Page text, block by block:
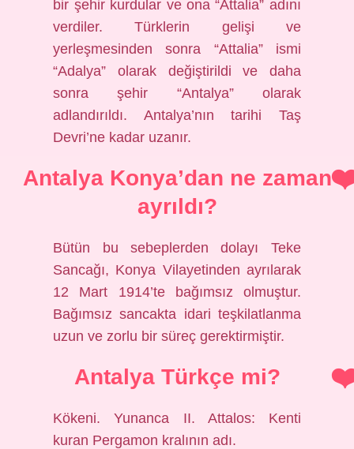
bir şehir kurdular ve ona “Attalia” adını
verdiler. Türklerin gelişi ve
yerleşmesinden sonra “Attalia” ismi
“Adalya” olarak değiştirildi ve daha
sonra şehir “Antalya” olarak
adlandırıldı. Antalya’nın tarihi Taş
Devri’ne kadar uzanır.
Antalya Konya’dan ne zaman
ayrıldı?
Bütün bu sebeplerden dolayı Teke
Sancağı, Konya Vilayetinden ayrılarak
12 Mart 1914’te bağımsız olmuştur.
Bağımsız sancakta idari teşkilatlanma
uzun ve zorlu bir süreç gerektirmiştir.
Antalya Türkçe mi?
Kökeni. Yunanca II. Attalos: Kenti
kuran Pergamon kralının adı.